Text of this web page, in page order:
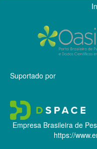
Suportado por
Empresa Brasileira de
https://